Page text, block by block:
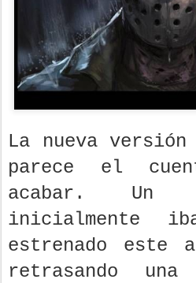
La nueva
parece el
acabar. Un
inicialmente
estrenado este
retrasando